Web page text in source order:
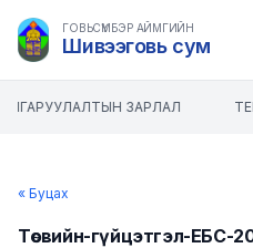
ГОВЬСҮМБЭР АЙМГИЙН
Шивээговь сум
ЗАРЛАЛ
« Буцах
Төсвийн-гүйцэтгэл-ЕБС-